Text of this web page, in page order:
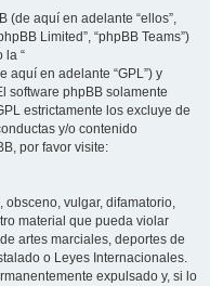
(de aquí en adelante “ellos”,
Limited”, “phpBB Teams”)
la “
aquí en adelante “GPL”) y
software phpBB solamente
estrictamente los excluye de
y/o contenido
por favor visite:
vulgar, difamatorio,
material que pueda violar
artes marciales, deportes de
o Leyes Internacionales.
expulsado y, si lo